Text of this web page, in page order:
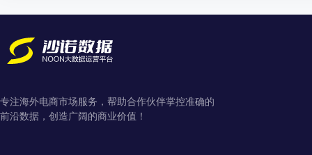
专注海外电商市场服务，帮助合作伙伴掌控准确的
前沿数据，创造广阔的商业价值！